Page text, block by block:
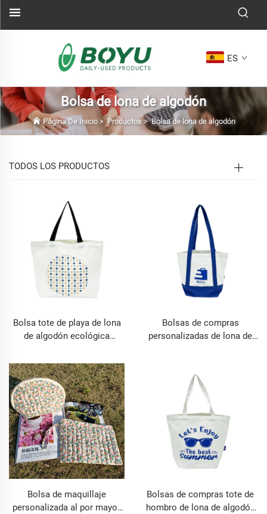
ES
Bolsa de lona de algodón
Página De Inicio> Productos >Bolsa de lona de algodón
TODOS LOS PRODUCTOS
Bolsa tote de playa de lona
de algodón ecológica
Bolsas de compras
personalizadas de lona de
Bolsa de maquillaje
personalizada al por mayor,
Bolsas de compras tote de
hombro de lona de algodón